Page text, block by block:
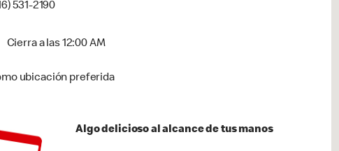
531-2190
Cierra a las 12:00 AM
ubicación preferida
Algo delicioso al alcance de tus manos